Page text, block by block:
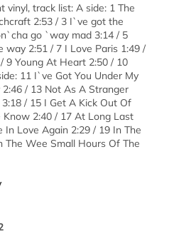
vinyl, track list: A side: 1 The
2:53 / 3 I`ve got the
go `way mad 3:14 / 5
way 2:51 / 7 I Love Paris 1:49 /
9 Young At Heart 2:50 / 10
11 I`ve Got You Under My
/ 13 Not As A Stranger
/ 15 I Get A Kick Out Of
2:40 / 17 At Long Last
Love Again 2:29 / 19 In The
The Wee Small Hours Of The